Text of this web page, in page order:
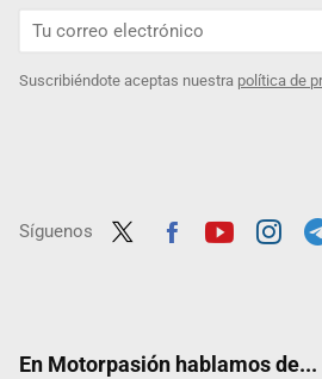
Suscribiéndote aceptas nuestra política de
Síguenos
En Motorpasión hablamos de...